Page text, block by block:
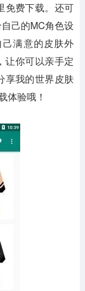
免费下载。还可
己的MC角色设
满意的皮肤外
让你可以亲手定
享我的世界皮肤
体验哦！